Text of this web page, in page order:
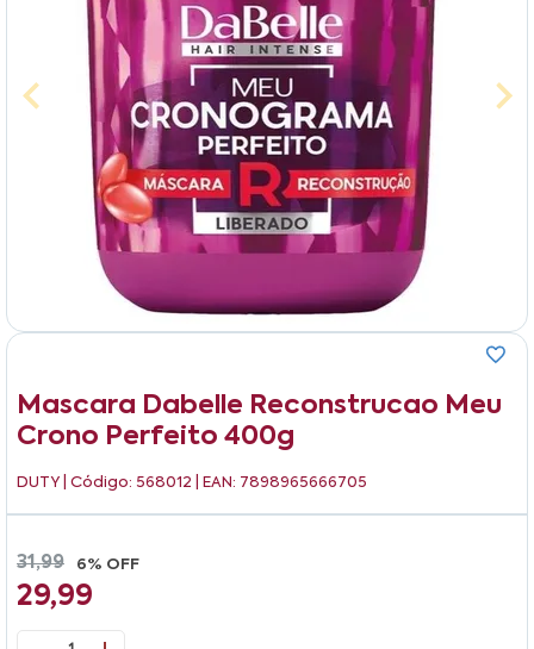
Mascara Dabelle Reconstrucao Meu
Crono Perfeito 400g
DUTY | Código: 568012 | EAN: 7898965666705
31,99 6% OFF
29,99